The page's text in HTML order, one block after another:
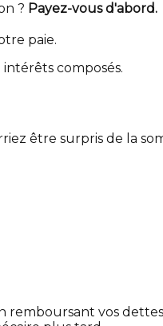
? Payez-vous d'abord.
paie.
composés.
être surpris de la
vos